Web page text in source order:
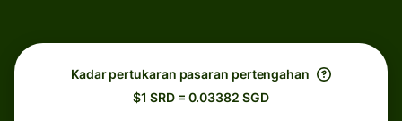
Kadar pertukaran pasaran pertengahan
$1 SRD = 0.03382 SGD